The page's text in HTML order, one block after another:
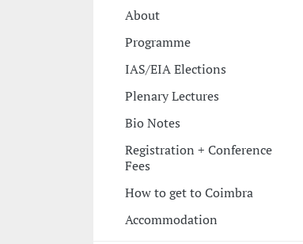
About
Programme
IAS/EIA Elections
Plenary Lectures
Bio Notes
Registration + Conference
Fees
How to get to Coimbra
Accommodation